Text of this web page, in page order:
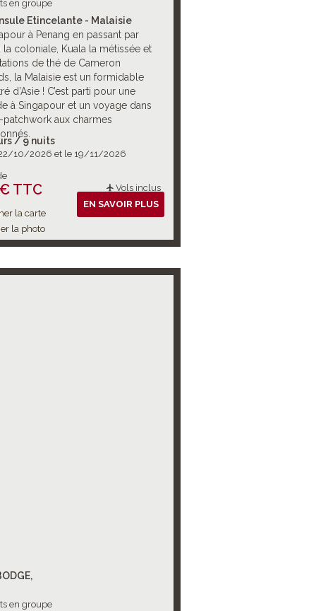
en groupe
Etincelante - Malaisie
à Penang en passant par
la coloniale, Kuala la métissée et
de thé de Cameron
la Malaisie est un formidable
d’Asie ! C’est parti pour une
à Singapour et un voyage dans
patchwork aux charmes
/ 9 nuits
10/2026 et le 19/11/2026
TTC Vols inclus
la carte
la photo
EN SAVOIR PLUS
en groupe